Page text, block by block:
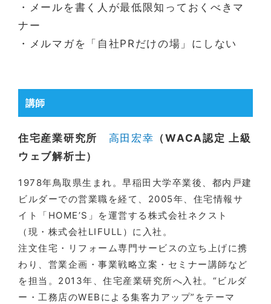
・メールを書く人が最低限知っておくべきマ
ナー
・メルマガを「自社PRだけの場」にしない
講師
住宅産業研究所 高田宏幸 （WACA認定 上級
ウェブ解析士）
1978年鳥取県生まれ。早稲田大学卒業後、都内戸建
ビルダーでの営業職を経て、2005年、住宅情報サ
イト「HOME’S」を運営する株式会社ネクスト
（現・株式会社LIFULL）に入社。
注文住宅・リフォーム専門サービスの立ち上げに携
わり、営業企画・事業戦略立案・セミナー講師など
を担当。2013年、住宅産業研究所へ入社。“ビルダ
ー・工務店のWEBによる集客力アップ”をテーマ